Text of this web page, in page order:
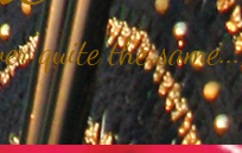
quite the same...